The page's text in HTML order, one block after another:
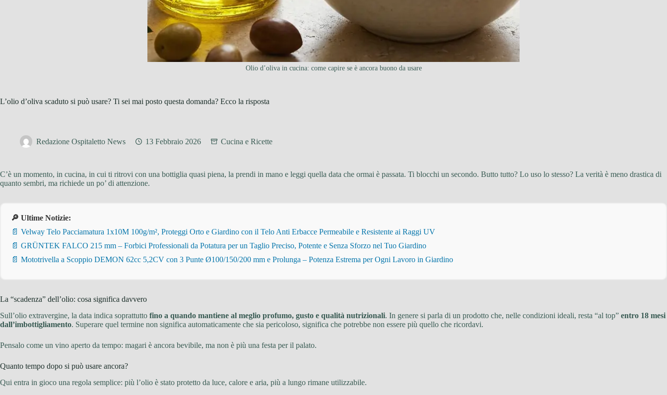
Olio d’oliva in cucina: come capire se è ancora buono da usare
L’olio d’oliva scaduto si può usare? Ti sei mai posto questa domanda? Ecco la risposta
Redazione Ospitaletto News 13 Febbraio 2026 Cucina e Ricette
C’è un momento, in cucina, in cui ti ritrovi con una bottiglia quasi piena, la prendi in mano e leggi quella data che ormai è passata. Ti blocchi un secondo. Butto tutto? Lo uso lo stesso? La verità è meno drastica di
quanto sembri, ma richiede un po’ di attenzione.
🔎 Ultime Notizie:
📄 Velway Telo Pacciamatura 1x10M 100g/m², Proteggi Orto e Giardino con il Telo Anti Erbacce Permeabile e Resistente ai Raggi UV
📄 GRÜNTEK FALCO 215 mm – Forbici Professionali da Potatura per un Taglio Preciso, Potente e Senza Sforzo nel Tuo Giardino
📄 Mototrivella a Scoppio DEMON 62cc 5,2CV con 3 Punte Ø100/150/200 mm e Prolunga – Potenza Estrema per Ogni Lavoro in Giardino
La “scadenza” dell’olio: cosa significa davvero
Sull’olio extravergine, la data indica soprattutto fino a quando mantiene al meglio profumo, gusto e qualità nutrizionali. In genere si parla di un prodotto che, nelle condizioni ideali, resta “al top” entro 18 mesi
dall’imbottigliamento. Superare quel termine non significa automaticamente che sia pericoloso, significa che potrebbe non essere più quello che ricordavi.
Pensalo come un vino aperto da tempo: magari è ancora bevibile, ma non è più una festa per il palato.
Quanto tempo dopo si può usare ancora?
Qui entra in gioco una regola semplice: più l’olio è stato protetto da luce, calore e aria, più a lungo rimane utilizzabile.